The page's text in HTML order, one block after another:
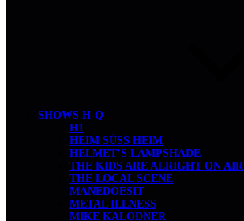
SHOWS H-Q
H1
HEIM SÜSS HEIM
HELMET’S LAMPSHADE
THE KIDS ARE ALRIGHT ON AIR
THE LOCAL SCENE
MANEDOESIT
METAL ILLNESS
MIKE KALODNER